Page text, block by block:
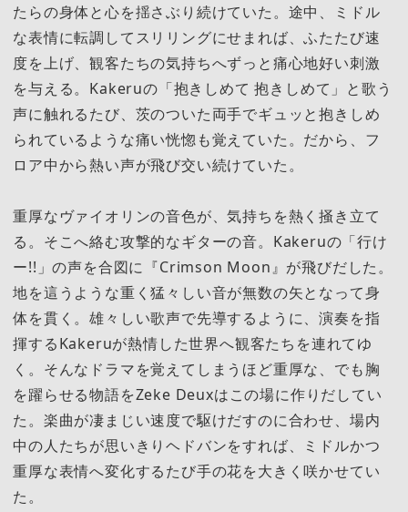
たらの身体と心を揺さぶり続けていた。途中、ミドル
な表情に転調してスリリングにせまれば、ふたたび速
度を上げ、観客たちの気持ちへずっと痛心地好い刺激
を与える。Kakeruの「抱きしめて 抱きしめて」と歌う
声に触れるたび、茨のついた両手でギュッと抱きしめ
られているような痛い恍惚も覚えていた。だから、フ
ロア中から熱い声が飛び交い続けていた。
重厚なヴァイオリンの音色が、気持ちを熱く掻き立て
る。そこへ絡む攻撃的なギターの音。Kakeruの「行け
ー!!」の声を合図に『Crimson Moon』が飛びだした。
地を這うような重く猛々しい音が無数の矢となって身
体を貫く。雄々しい歌声で先導するように、演奏を指
揮するKakeruが熱情した世界へ観客たちを連れてゆ
く。そんなドラマを覚えてしまうほど重厚な、でも胸
を躍らせる物語をZeke Deuxはこの場に作りだしてい
た。楽曲が凄まじい速度で駆けだすのに合わせ、場内
中の人たちが思いきりヘドバンをすれば、ミドルかつ
重厚な表情へ変化するたび手の花を大きく咲かせてい
た。